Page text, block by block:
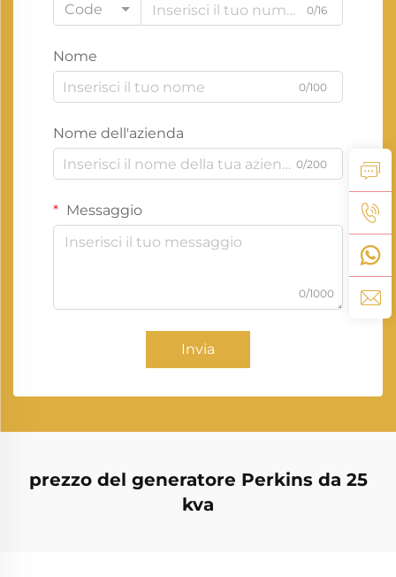
Code
0/16
Nome
0/100
Nome dell'azienda
0/200
Messaggio
0/1000
Invia
prezzo del generatore Perkins da 25
kva